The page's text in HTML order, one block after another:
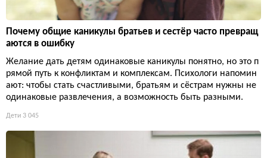
Почему общие каникулы братьев и сестёр часто превращ
аются в ошибку
Желание дать детям одинаковые каникулы понятно, но это п
рямой путь к конфликтам и комплексам. Психологи напомин
ают: чтобы стать счастливыми, братьям и сёстрам нужны не
одинаковые развлечения, а возможность быть разными.
Дети 3 045